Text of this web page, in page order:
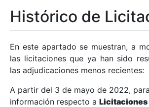
Mostrar/Ocultar
Mostrar/Ocultar
Mostrar/Ocultar
Histórico de
En este apartado se muestran, a
las licitaciones que ya han sido
las adjudicaciones menos recientes:
A partir del 3 de mayo de 2022,
información respecto a Licitaciones